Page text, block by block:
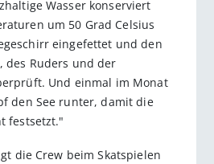
Wasser konserviert
um 50 Grad Celsius
eingefettet und den
des Ruders und der
Und einmal im Monat
den See runter, damit die
festsetzt."
die Crew beim Skatspielen